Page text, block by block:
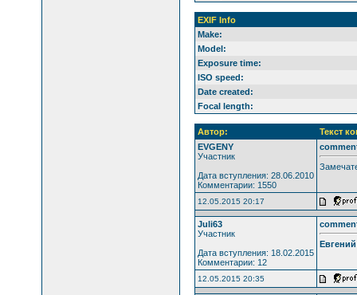
EXIF Info
Make:
Model:
Exposure time:
ISO speed:
Date created:
Focal length:
Автор:
Текст
EVGENY
Участник
Дата вступления: 28.06.2010
Комментарии: 1550
12.05.2015 20:17
Juli63
Участник
Дата вступления: 18.02.2015
Комментарии: 12
12.05.2015 20:35